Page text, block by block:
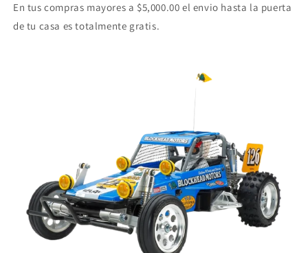
En tus compras mayores a $5,000.00 el envio hasta la puerta
de tu casa es totalmente gratis.